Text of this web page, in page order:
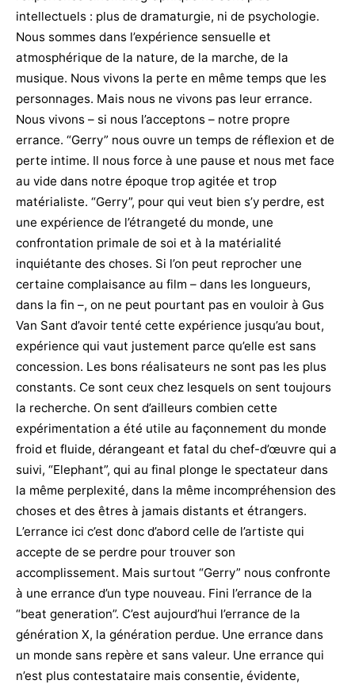
intellectuels : plus de dramaturgie, ni de psychologie.
Nous sommes dans l’expérience sensuelle et
atmosphérique de la nature, de la marche, de la
musique. Nous vivons la perte en même temps que les
personnages. Mais nous ne vivons pas leur errance.
Nous vivons – si nous l’acceptons – notre propre
errance. “Gerry” nous ouvre un temps de réflexion et de
perte intime. Il nous force à une pause et nous met face
au vide dans notre époque trop agitée et trop
matérialiste. “Gerry”, pour qui veut bien s’y perdre, est
une expérience de l’étrangeté du monde, une
confrontation primale de soi et à la matérialité
inquiétante des choses. Si l’on peut reprocher une
certaine complaisance au film – dans les longueurs,
dans la fin –, on ne peut pourtant pas en vouloir à Gus
Van Sant d’avoir tenté cette expérience jusqu’au bout,
expérience qui vaut justement parce qu’elle est sans
concession. Les bons réalisateurs ne sont pas les plus
constants. Ce sont ceux chez lesquels on sent toujours
la recherche. On sent d’ailleurs combien cette
expérimentation a été utile au façonnement du monde
froid et fluide, dérangeant et fatal du chef-d’œuvre qui a
suivi, “Elephant”, qui au final plonge le spectateur dans
la même perplexité, dans la même incompréhension des
choses et des êtres à jamais distants et étrangers.
L’errance ici c’est donc d’abord celle de l’artiste qui
accepte de se perdre pour trouver son
accomplissement. Mais surtout “Gerry” nous confronte
à une errance d’un type nouveau. Fini l’errance de la
“beat generation”. C’est aujourd’hui l’errance de la
génération X, la génération perdue. Une errance dans
un monde sans repère et sans valeur. Une errance qui
n’est plus contestataire mais consentie, évidente,